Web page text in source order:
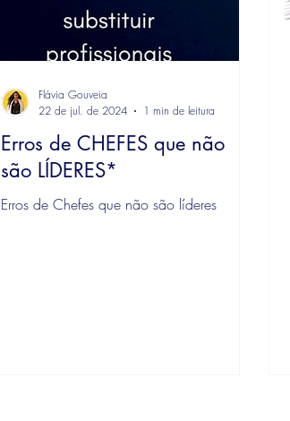
Erros de CHEFES que não
são LÍDERES*
Erros de Chefes que não são líderes
Flávia Gouveia
22 de jul. de 2024
1 min de leitura